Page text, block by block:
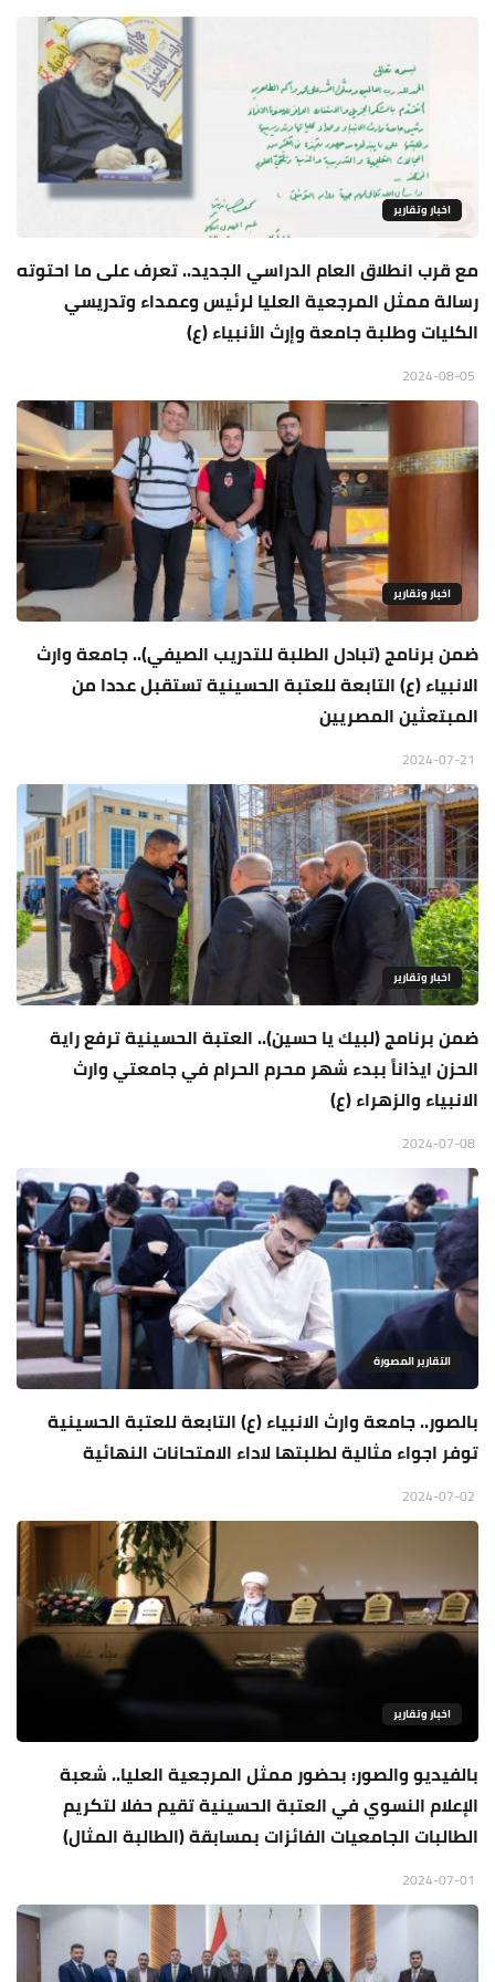
اخبار وتقارير
مع قرب انطلاق العام الدراسي الجديد.. تعرف على ما احتوته
رسالة ممثل المرجعية العليا لرئيس وعمداء وتدريسي
الكليات وطلبة جامعة وإرث الأنبياء (ع)
اخبار وتقارير
ضمن برنامج (تبادل الطلبة للتدريب الصيفي).. جامعة وارث
الانبياء (ع) التابعة للعتبة الحسينية تستقبل عددا من
المبتعثين المصريين
اخبار وتقارير
ضمن برنامج (لبيك يا حسين).. العتبة الحسينية ترفع راية
الحزن ايذاناً ببدء شهر محرم الحرام في جامعتي وارث
الانبياء والزهراء (ع)
التقارير المصورة
بالصور.. جامعة وارث الانبياء (ع) التابعة للعتبة الحسينية
توفر اجواء مثالية لطلبتها لاداء الامتحانات النهائية
اخبار وتقارير
بالفيديو والصور: بحضور ممثل المرجعية العليا.. شعبة
الإعلام النسوي في العتبة الحسينية تقيم حفلا لتكريم
الطالبات الجامعيات الفائزات بمسابقة (الطالبة المثال)